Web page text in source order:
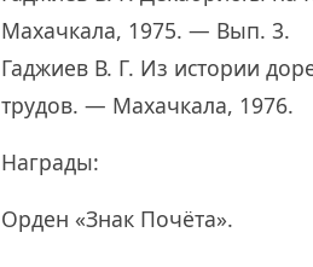
Махачкала, 1975. — Вып. 3.
Гаджиев В. Г. Из истории
трудов. — Махачкала, 1976.
Награды:
Орден «Знак Почёта».